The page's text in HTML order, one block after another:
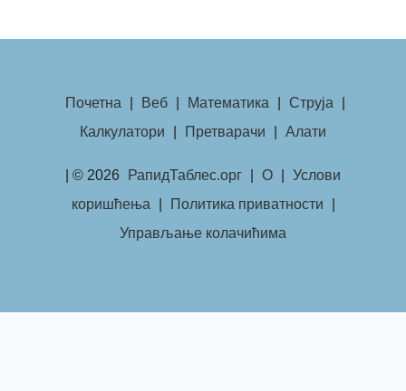
Почетна Веб Математика Струја
Калкулатори
Претварачи Алати
| © 2026 РапидТаблес.орг О
Услови
коришћења
Политика приватности
Управљање колачићима